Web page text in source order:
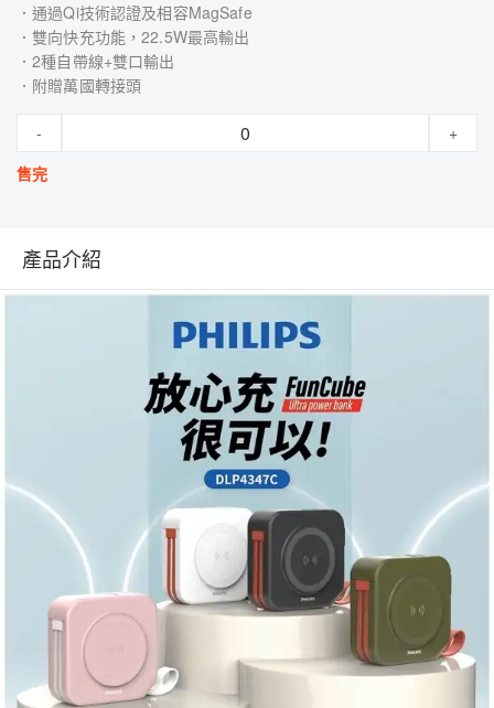
．通過Qi技術認證及相容MagSafe
．雙向快充功能，22.5W最高輸出
．2種自帶線+雙口輸出
．附贈萬國轉接頭
-
+
售完
產品介紹